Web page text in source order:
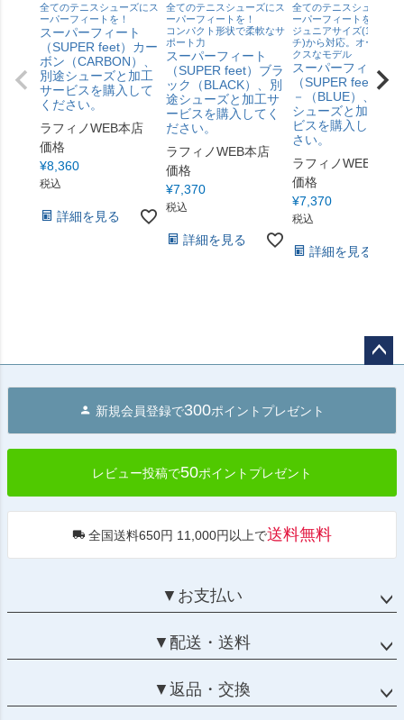
全てのテニスシューズにス
ーパーフィートを！
スーパーフィート
（SUPER feet）カー
ボン（CARBON）、
別途シューズと加工
サービスを購入して
ください。
ラフィノWEB本店
価格
¥8,360
税込
詳細を見る
全てのテニスシューズにス
ーパーフィートを！
コンパクト形状で柔軟なサ
ポート力
スーパーフィート
（SUPER feet）ブラ
ック（BLACK）、別
途シューズと加工サ
ービスを購入してく
ださい。
ラフィノWEB本店
価格
¥7,370
税込
詳細を見る
全てのテニスシューズに
ーパーフィートを！
ジュニアサイズ(17 セン
チ)から対応。オーソドッ
クスなモデル
スーパーフィート
（SUPER feet）ブ
－（BLUE）、別途
シューズと加工サ
ビスを購入してく
さい。
ラフィノWEB本店
価格
¥7,370
税込
詳細を見る
へ
新規会員登録で300ポイントプレゼント
レビュー投稿で50ポイントプレゼント
全国送料650円 11,000円以上で送料無料
▼お支払い
▼配送・送料
▼返品・交換